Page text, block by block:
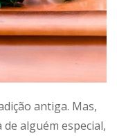
antiga. Mas,
alguém especial,